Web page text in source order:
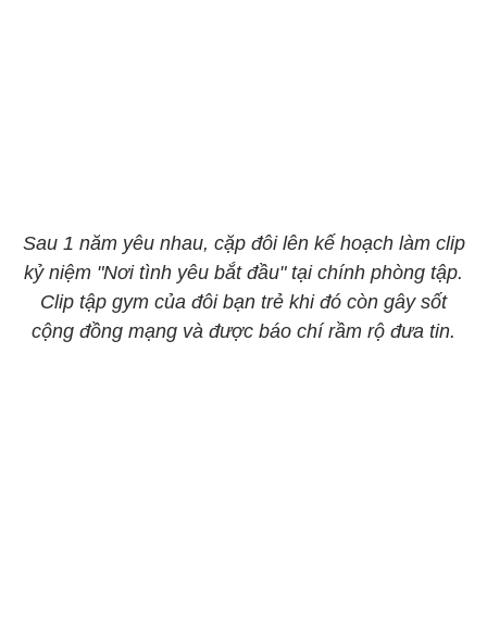
Sau 1 năm yêu nhau, cặp đôi lên kế hoạch làm clip
kỷ niệm "Nơi tình yêu bắt đầu" tại chính phòng tập.
Clip tập gym của đôi bạn trẻ khi đó còn gây sốt
cộng đồng mạng và được báo chí rầm rộ đưa tin.